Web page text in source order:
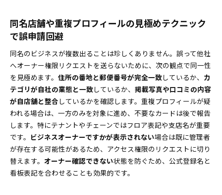
同名店舗や重複プロフィールの見極めテクニック
で誤申請回避
同名のビジネスが複数出ることは珍しくありません。誤って他社
へオーナー権限リクエストを送らないために、次の観点で同一性
を見極めます。 住所の番地と郵便番号が完全一致しているか、 カ
テゴリが自社の業態と一致しているか、 掲載写真や口コミの内容
が自店舗と整合 しているかを確認します。重複プロフィールが疑
われる場合は、一方のみを対象に進め、不要なカードは後で報告
します。特にテナントやチェーンではフロア表記や支店名が重要
です。 ビジネスオーナーですかが表示されない場合は既に管理者
が存在する可能性があるため、アクセス権限のリクエストに切り
替えます。 オーナー確認できない状態を防ぐため、公式登録名と
看板表記を合わせることも効果的です。